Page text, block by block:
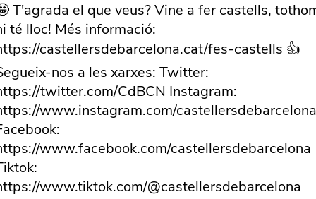
T'agrada el que veus? Vine a fer castells,
té lloc! Més informació:
castellersdebarcelona.cat/fes-castells 👍
nos a les xarxes: Twitter:
twitter.com/CdBCN Instagram:
www.instagram.com/
www.facebook.com/castellersdebarcelona
www.tiktok.com/@castellersdebarcelona